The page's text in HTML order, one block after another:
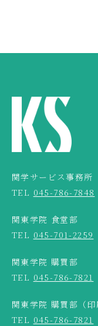
関学サービス事務所
TEL 045-786-7848
関東学院 食堂部
TEL 045-701-2259
関東学院 購買部
TEL 045-786-7821
関東学院 購買部（印
TEL 045-786-7821